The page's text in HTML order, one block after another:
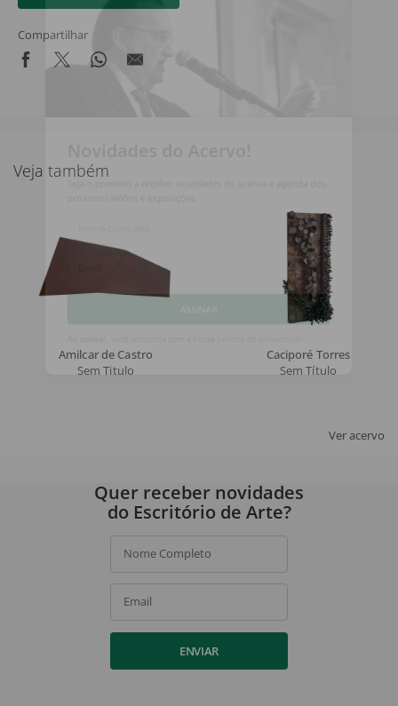
Compartilhar
Veja também
Amilcar de Castro
Sem Titulo
Caciporé Torres
Sem Título
Ver acervo
Nome Completo
Ao assinar, você concorda com a nossa política de privacidade
Quer receber novidades
do Escritório de Arte?
Nome Completo
Email
ENVIAR